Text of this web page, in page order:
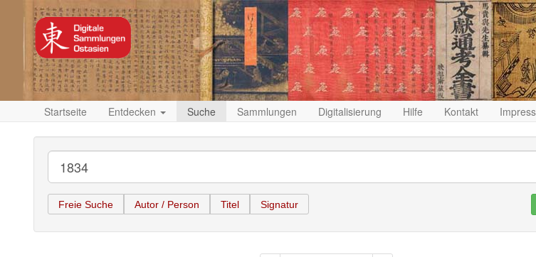
Startseite Entdecken Suche Sammlungen Digitalisierung Hilfe Kontakt
Freie Suche Autor / Person Titel Signatur